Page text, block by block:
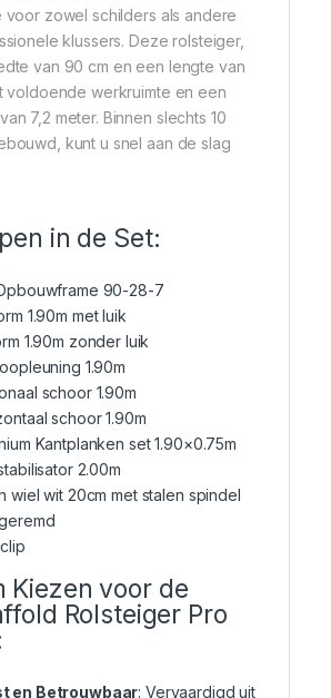
zowel schilders als andere
klussers. Deze rolsteiger,
van 90 cm en een lengte van
voldoende werkruimte en een
7,2 meter. Binnen slechts 10
kunt u snel aan de slag
in de Set:
90-28-7
1.90m met luik
1.90m zonder luik
1.90m
schoor 1.90m
schoor 1.90m
Kantplanken set 1.90×0.75m
2.00m
wiel wit 20cm met stalen spindel
Kiezen voor de
Rolsteiger Pro
en Betrouwbaar: Vervaardigd uit